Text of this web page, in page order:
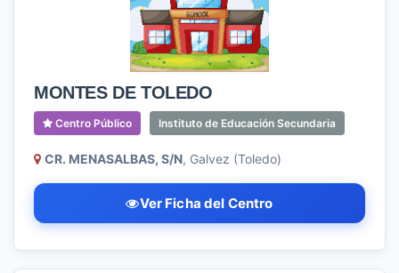
MONTES DE TOLEDO
Centro Público Instituto de Educación Secundaria
CR. MENASALBAS, S/N, Galvez (Toledo)
Ver Ficha del Centro